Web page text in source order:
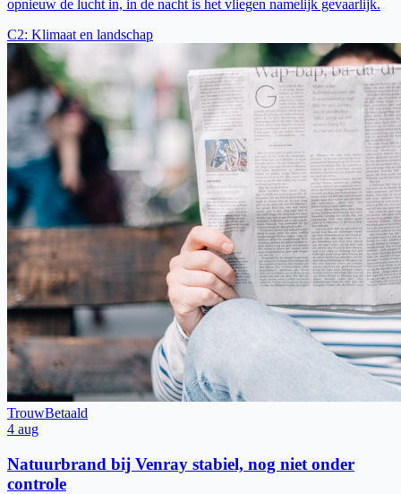
opnieuw de lucht in, in de nacht is het vliegen namelijk gevaarlijk.
C2: Klimaat en landschap
TrouwBetaald
4 aug
Natuurbrand bij Venray stabiel, nog niet onder
controle